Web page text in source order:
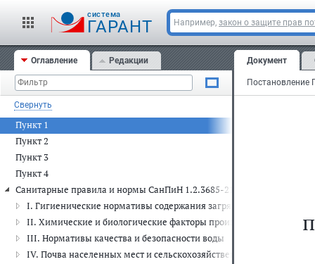
cистема
ГАРАНТ Например, закон о защите прав
Оглавление Редакции
Свернуть
Пункт 1
Пункт 2
Пункт 3
Пункт 4
Санитарные правила и нормы СанПиН 1.2.3685-21 "Гигиенические
I. Гигиенические нормативы содержания загрязняющих веществ
II. Химические и биологические факторы производственной
III. Нормативы качества и безопасности воды
IV. Почва населенных мест и сельскохозяйственных угодий
Документ